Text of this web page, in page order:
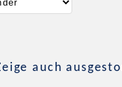
auch